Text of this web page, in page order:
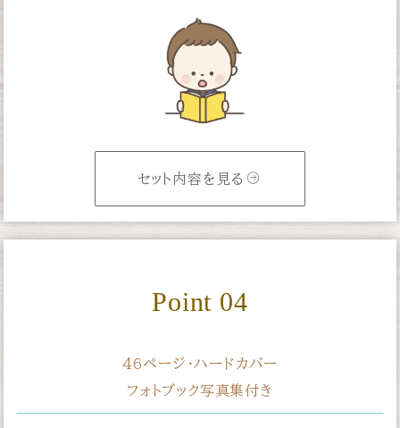
セット内容を見る
Point 04
46ページ・ハードカバー
フォトブック写真集付き